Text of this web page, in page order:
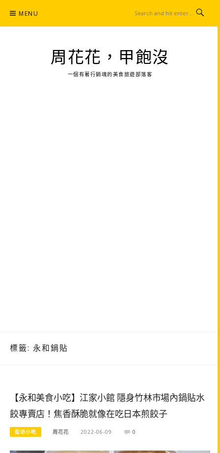
content
MENU
周花花，甲飽沒
一個有著行銷魂的美食旅遊部落客
標籤: 永和鍋貼
【永和美食小吃】江家小館 隱身竹林市場內鍋貼水
餃專賣店！焦香酥脆就像在吃日本煎餃子
街坊小吃 周花花 2022-06-09 0